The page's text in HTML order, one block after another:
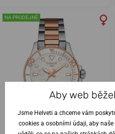
NA PRODEJNĚ
Aby web
Jsme Helveti a chceme vám
cookies a osobními údaji, aby